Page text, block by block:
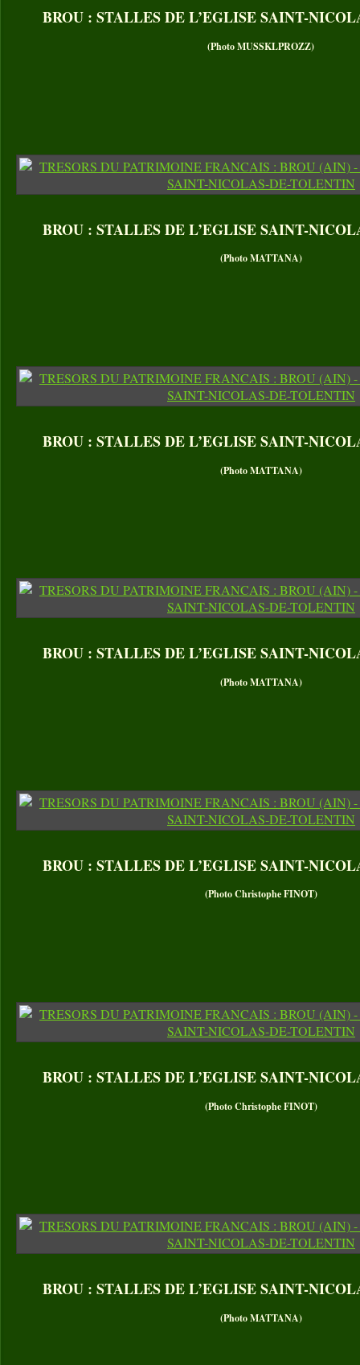
BROU : STALLES DE L’EGLISE SAINT-
(Photo MUSSKLPROZZ)
BROU : STALLES DE L’EGLISE SAINT-
(Photo MATTANA)
BROU : STALLES DE L’EGLISE SAINT-
(Photo MATTANA)
BROU : STALLES DE L’EGLISE SAINT-
(Photo MATTANA)
BROU : STALLES DE L’EGLISE SAINT-
(Photo Christophe FINOT)
BROU : STALLES DE L’EGLISE SAINT-
(Photo Christophe FINOT)
BROU : STALLES DE L’EGLISE SAINT-
(Photo MATTANA)